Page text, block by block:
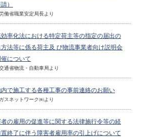
）
働省職業安定局長より
率化法における特定荷主等の指定の届出の
法等に係る荷主及 び物流事業者向け説明会
について
通省物流・自動車局より
で施工する各種工事の事前連絡のお願い
スネットワーク㈱より
の雇用の促進等に関する法律施行令等の経
終了に伴う障害者雇用率の引上げについて